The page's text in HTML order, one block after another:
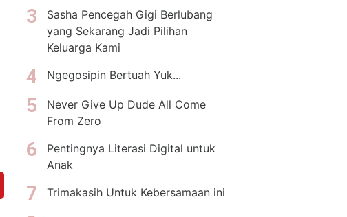
Sasha Pencegah Gigi Berlubang
yang Sekarang Jadi Pilihan
Keluarga Kami
Ngegosipin Bertuah Yuk...
Never Give Up Dude All Come
From Zero
Pentingnya Literasi Digital untuk
Anak
Trimakasih Untuk Kebersamaan ini